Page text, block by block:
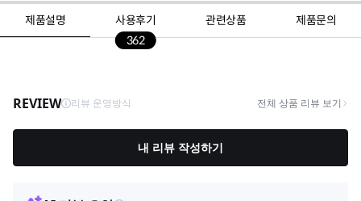
제품설명
사용후기
362
관련상품 제품문의